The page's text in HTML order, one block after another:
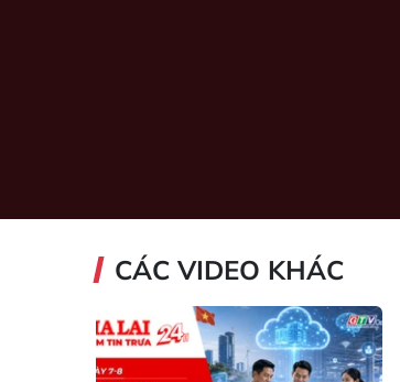
CÁC VIDEO KHÁC